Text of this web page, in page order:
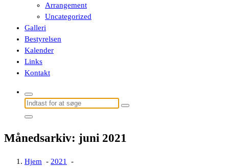
Arrangement
Uncategorized
Galleri
Bestyrelsen
Kalender
Links
Kontakt
Søg
efter:
Månedsarkiv: juni 2021
Hjem - 2021 -